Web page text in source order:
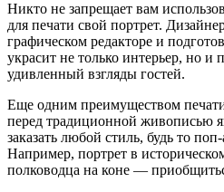
Никто не запрещает вам
для печати свой портрет.
графическом редакторе и
украсит не только интерьер, но и
удивленный взгляды гостей.
Еще одним преимуществом
перед традиционной живописью
заказать любой стиль, будь то
Например, портрет в
полководца на коне —